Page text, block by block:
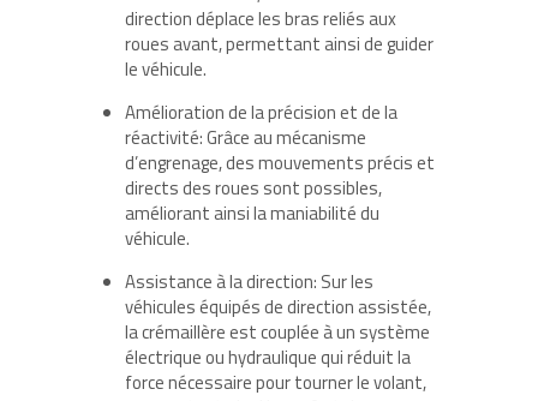
direction déplace les bras reliés aux
roues avant, permettant ainsi de guider
le véhicule.
Amélioration de la précision et de la
réactivité: Grâce au mécanisme
d’engrenage, des mouvements précis et
directs des roues sont possibles,
améliorant ainsi la maniabilité du
véhicule.
Assistance à la direction: Sur les
véhicules équipés de direction assistée,
la crémaillère est couplée à un système
électrique ou hydraulique qui réduit la
force nécessaire pour tourner le volant,